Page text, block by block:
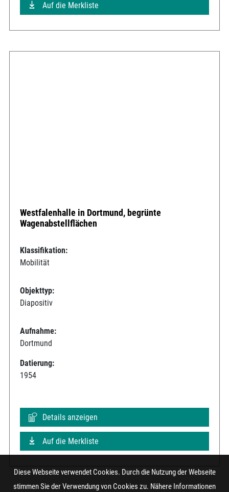
Auf die Merkliste
Westfalenhalle in Dortmund, begrünte
Wagenabstellflächen
Klassifikation:
Mobilität
Objekttyp:
Diapositiv
Aufnahme:
Dortmund
Datierung:
1954
Details anzeigen
Auf die Merkliste
Diese Webseite verwendet Cookies. Durch die Nutzung der Webseite
stimmen Sie der Verwendung von Cookies zu. Nähere Informationen